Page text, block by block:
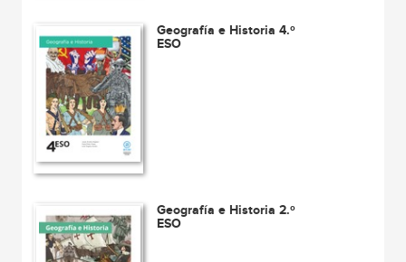
Geografía e Historia 4.º
ESO
Geografía e Historia 2.º
ESO